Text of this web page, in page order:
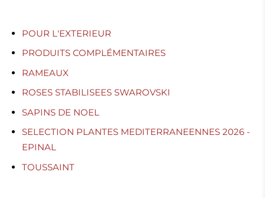
POUR L'EXTERIEUR
PRODUITS COMPLÉMENTAIRES
RAMEAUX
ROSES STABILISEES SWAROVSKI
SAPINS DE NOEL
SELECTION PLANTES MEDITERRANEENNES 2026 -
EPINAL
TOUSSAINT